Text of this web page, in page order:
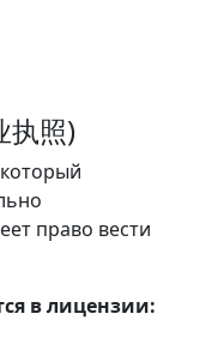
执照)
право вести
в лицензии: